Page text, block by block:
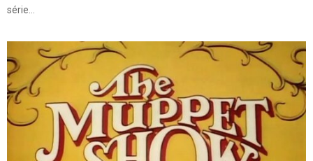
série...